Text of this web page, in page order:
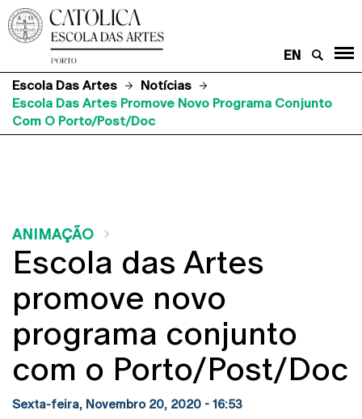
EN
Escola Das Artes
Notícias
Escola Das Artes Promove Novo Programa Conjunto
Com O Porto/Post/Doc
ANIMAÇÃO
Escola das Artes
promove novo
programa conjunto
com o Porto/Post/Doc
Sexta-feira, Novembro 20, 2020 - 16:53